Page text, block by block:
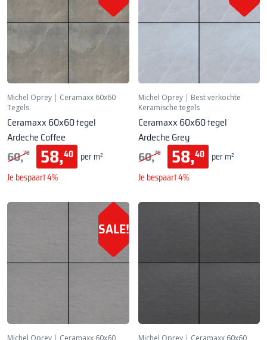
Michel Oprey | Ceramaxx 60x60
Tegels
Ceramaxx 60x60 tegel
Ardeche Coffee
60,70 58,40 per m²
Je bespaart 4%
Michel Oprey| Best verkochte
Keramische tegels
Ceramaxx 60x60 tegel
Ardeche Grey
60,70 58,40
per m²
Je bespaart 4%
SALE!
Michel Oprey | Ceramaxx 60x60 Michel Oprey| Ceramaxx 60x60